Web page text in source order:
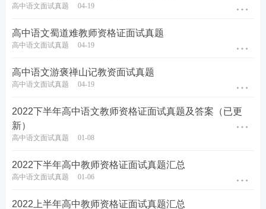
治
真题及答案
教资面试考试统一题库，考试范围固定为中小学
试考场的同学考前一定要把已经出的面试真题看一
遍！按Ctrl+D收藏本页面，获取本次高中教师资格证
高中语文面试真题 04-19
高中语文蜀道难教师资格证面试真题
高中语文面试真题 04-19
高中语文游褒禅山记教资面试真题
高中语文面试真题 04-19
2022下半年高中语文教师资格证面试真题及答案（已更
新）
高中语文面试真题 01-08
2022下半年高中教师资格证面试真题汇总
高中语文面试真题 01-06
2022上半年高中教师资格证面试真题汇总